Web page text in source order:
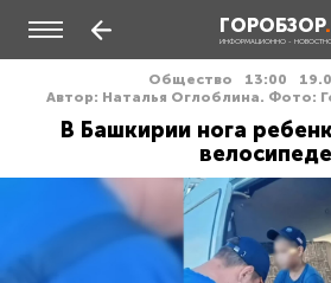
ГОРОБЗОР
ИНФОРМАЦИОННО -
Общество 13:00
Автор: Наталья Оглоблина. Фото:
В Башкирии нога
велосипеде